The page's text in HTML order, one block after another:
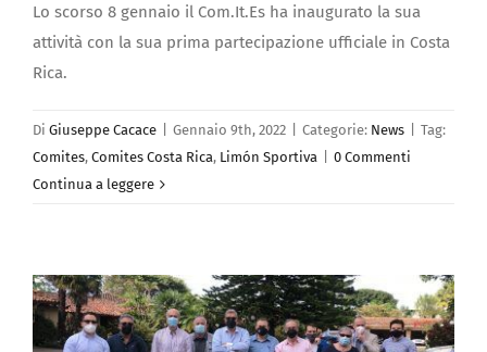
Lo scorso 8 gennaio il Com.It.Es ha inaugurato la sua
attività con la sua prima partecipazione ufficiale in Costa
Rica.
Di Giuseppe Cacace Gennaio 9th, 2022 Categorie: News
Tag:
Comites, Comites Costa Rica, Limón Sportiva
0 Commenti
Continua a leggere